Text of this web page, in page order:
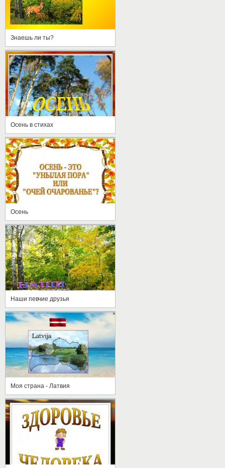
Знаешь ли ты?
Осень в стихах
Осень
Наши певчие друзья
Моя страна - Латвия